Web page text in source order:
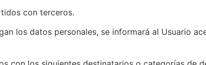
con terceros.
los datos personales, se informará al Usuario